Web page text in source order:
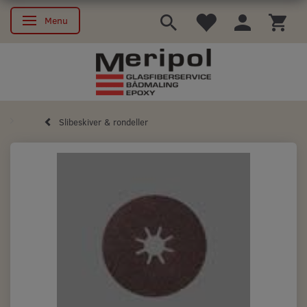
Skifte navigation
Menu
Slibeskiver & rondeller